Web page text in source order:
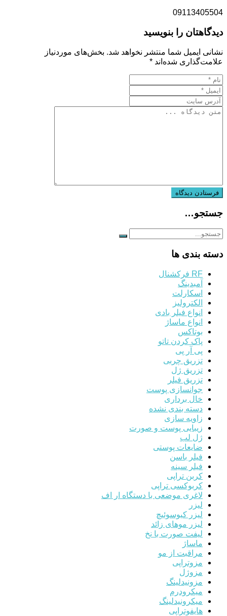
09113405504
دیدگاهتان را بنویسید
نشانی ایمیل شما منتشر نخواهد شد. بخش‌های موردنیاز
علامت‌گذاری شده‌اند *
جستجو…
دسته بندی ها
RF فرکشنال
آمبدینگ
اسکارلت
الکترولیز
انواع فیلر بادی
انواع ماساژ
بوتاکس
پاک کردن تاتو
پی آر پی
تزریق چربی
تزریق ژل
تزریق فیلر
جوانسازی پوست
خال برداری
دسته بندی نشده
زاویه سازی
زیبایی پوست و صورت
ژل لب
ضایعات پوستی
فیلر باسن
فیلر سینه
کربن تراپی
کربوکسی تراپی
لاغری موضعی با دستگاه ار اف
لیزر
لیزر کیوسوئیچ
لیزر موهای زائد
لیفت صورت با نخ
ماساژ
مراقبت از مو
مزوتراپی
مزوژل
مزونیدلینگ
میکرودرم
میکرونیدلینگ
هایفوتراپی